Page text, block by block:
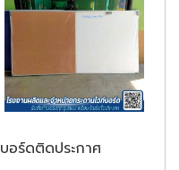
บอร์ดติดประกาศ